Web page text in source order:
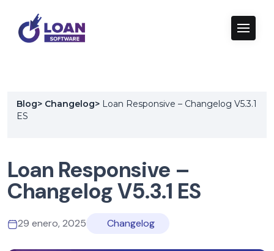
Blog> Changelog> Loan Responsive – Changelog V5.3.1
ES
Loan Responsive –
Changelog V5.3.1 ES
29 enero, 2025 Changelog